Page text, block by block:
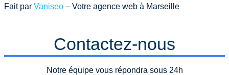
Fait par Vaniseo – Votre agence web à Marseille
Contactez-nous
Notre équipe vous répondra sous 24h